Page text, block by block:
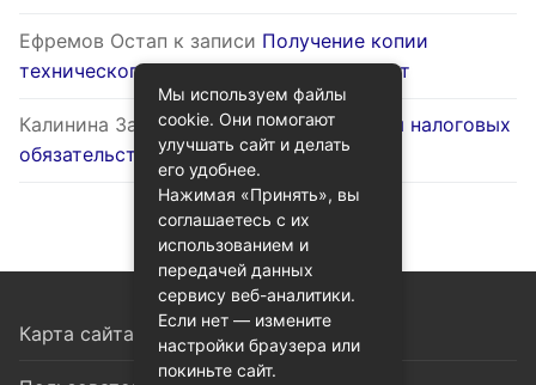
Ефремов Остап к записи Получение копии
технического паспорта на жилой объект
Калинина Залинак записиОптимизация налоговых
обязательств через госуслуги
Карта сайта
Мы используем файлы
cookie. Они помогают
улучшать сайт и делать
его удобнее.
Нажимая «Принять», вы
соглашаетесь с их
использованием и
передачей данных
сервису веб-аналитики.
Если нет — измените
настройки браузера или
покиньте сайт.